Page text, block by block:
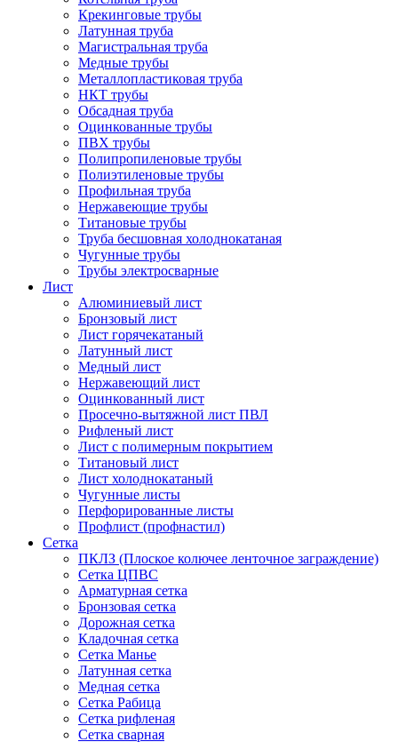
Крекинговые трубы
Латунная труба
Магистральная труба
Медные трубы
Металлопластиковая труба
НКТ трубы
Обсадная труба
Оцинкованные трубы
ПВХ трубы
Полипропиленовые трубы
Полиэтиленовые трубы
Профильная труба
Нержавеющие трубы
Титановые трубы
Труба бесшовная холоднокатаная
Чугунные трубы
Трубы электросварные
Лист
Алюминиевый лист
Бронзовый лист
Лист горячекатаный
Латунный лист
Медный лист
Нержавеющий лист
Оцинкованный лист
Просечно-вытяжной лист ПВЛ
Рифленый лист
Лист с полимерным покрытием
Титановый лист
Лист холоднокатаный
Чугунные листы
Перфорированные листы
Профлист (профнастил)
Сетка
ПКЛЗ (Плоское колючее ленточное заграждение)
Сетка ЦПВС
Арматурная сетка
Бронзовая сетка
Дорожная сетка
Кладочная сетка
Сетка Манье
Латунная сетка
Медная сетка
Сетка Рабица
Сетка рифленая
Сетка сварная